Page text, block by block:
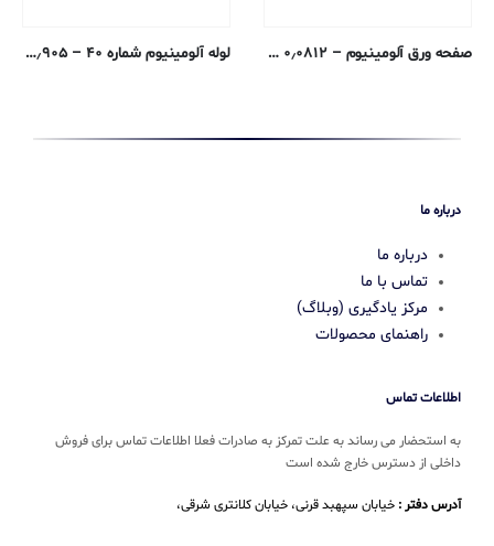
صفحه ورق آلومینیوم – ۰٫۰۸۱۲ سانتی متری – ۵۰۵۲-H32 لوله آلومینیوم شماره ۴۰ – ۱٫۹۰۵ سانتی متری – ۶۰۶۳-T52 اکسترود شده
درباره ما
درباره ما
تماس با ما
مرکز یادگیری (وبلاگ)
راهنمای محصولات
اطلاعات تماس
به استحضار می رساند به علت تمرکز به صادرات فعلا اطلاعات تماس برای فروش
داخلی از دسترس خارج شده است
آدرس دفتر : خیابان سپهبد قرنی، خیابان کلانتری شرقی،